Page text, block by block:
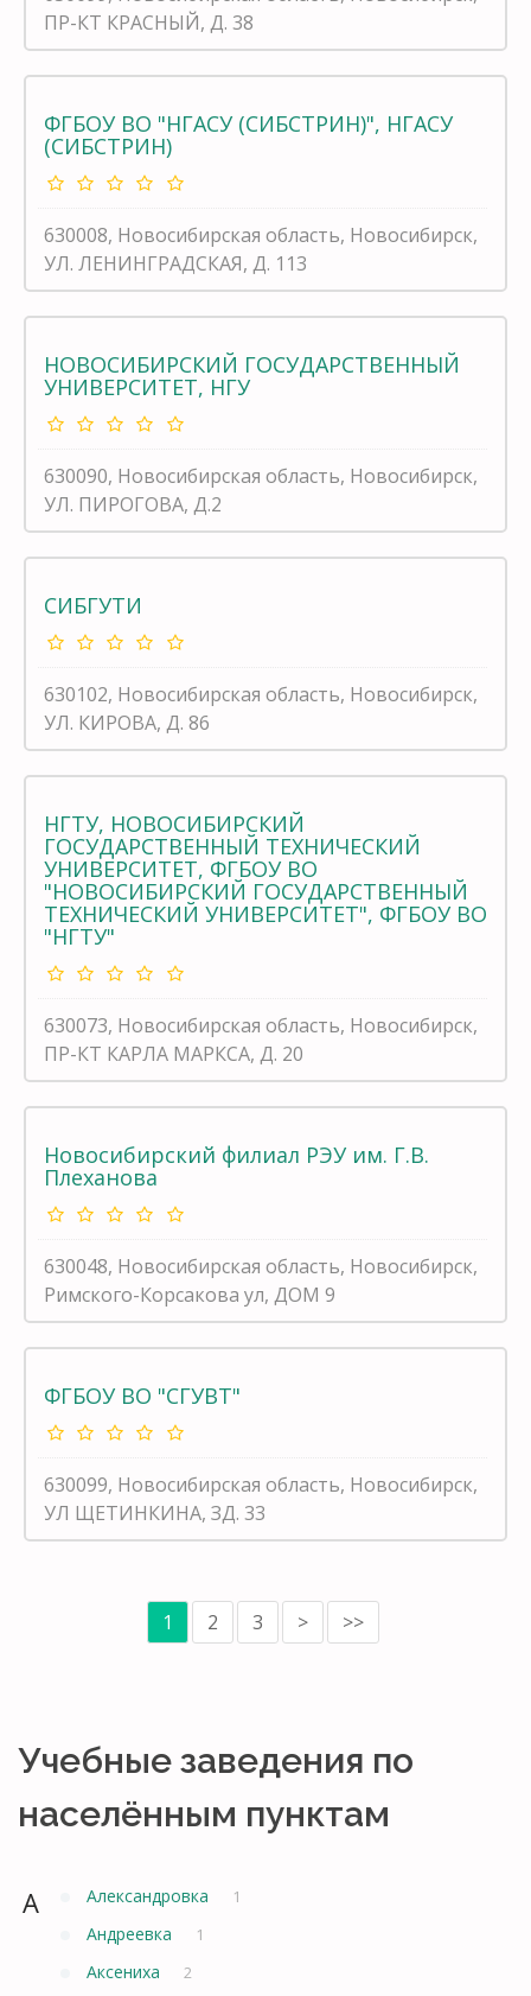
ПР-КТ КРАСНЫЙ, Д. 38
ФГБОУ ВО "НГАСУ (СИБСТРИН)", НГАСУ
(СИБСТРИН)
630008, Новосибирская область, Новосибирск,
УЛ. ЛЕНИНГРАДСКАЯ, Д. 113
НОВОСИБИРСКИЙ ГОСУДАРСТВЕННЫЙ
УНИВЕРСИТЕТ, НГУ
630090, Новосибирская область, Новосибирск,
УЛ. ПИРОГОВА, Д.2
СИБГУТИ
630102, Новосибирская область, Новосибирск,
УЛ. КИРОВА, Д. 86
НГТУ, НОВОСИБИРСКИЙ
ГОСУДАРСТВЕННЫЙ ТЕХНИЧЕСКИЙ
УНИВЕРСИТЕТ, ФГБОУ ВО
"НОВОСИБИРСКИЙ ГОСУДАРСТВЕННЫЙ
ТЕХНИЧЕСКИЙ УНИВЕРСИТЕТ", ФГБОУ ВО
"НГТУ"
630073, Новосибирская область, Новосибирск,
ПР-КТ КАРЛА МАРКСА, Д. 20
Новосибирский филиал РЭУ им. Г.В.
Плеханова
630048, Новосибирская область, Новосибирск,
Римского-Корсакова ул, ДОМ 9
ФГБОУ ВО "СГУВТ"
630099, Новосибирская область, Новосибирск,
УЛ ЩЕТИНКИНА, ЗД. 33
1 2 3 > >>
Учебные заведения по
населённым пунктам
А Александровка 1
Андреевка 1
Аксениха 2